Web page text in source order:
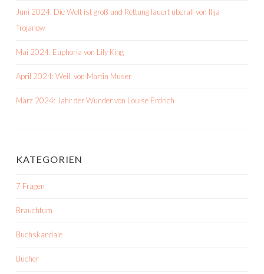
Juni 2024: Die Welt ist groß und Rettung lauert überall von Ilija
Trojanow
Mai 2024: Euphoria von Lily King
April 2024: Weil. von Martin Muser
März 2024: Jahr der Wunder von Louise Erdrich
KATEGORIEN
7 Fragen
Brauchtum
Buchskandale
Bücher